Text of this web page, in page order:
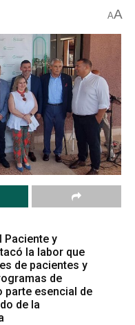
AA
Paciente y
la labor que
de pacientes y
de
parte esencial de
de la